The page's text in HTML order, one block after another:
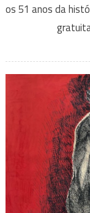
os 51 anos da